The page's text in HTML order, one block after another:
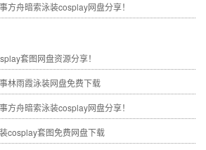
方舟暗索泳装cosplay网盘分享！
套图网盘资源分享！
林雨霞泳装网盘免费下载
方舟暗索泳装cosplay网盘分享！
cosplay套图免费网盘下载